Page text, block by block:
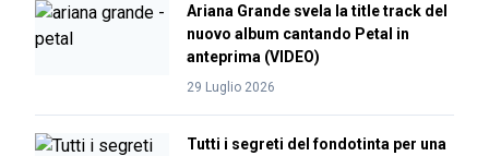
Ariana Grande svela la title track del
nuovo album cantando Petal in
anteprima (VIDEO)
29 Luglio 2026
Tutti i segreti del fondotinta per una